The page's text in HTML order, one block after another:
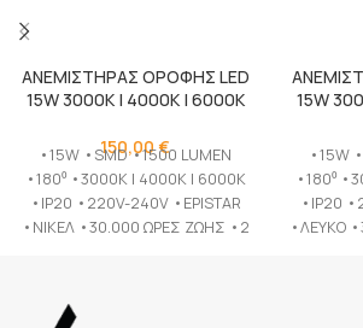
ΑΝΕΜΙΣΤΗΡΑΣ ΟΡΟΦΗΣ LED
15W 3000K | 4000K | 6000K
150,00€
•15W •SMD •1500 LUMEN
•180⁰ •3000K | 4000K | 6000K
•IP20 •220V-240V •EPISTAR
•ΝΙΚΕΛ •30.000 ΩΡΕΣ ΖΩΗΣ •2
15W
•15W
•180⁰
•IP20
•ΛΕΥΚΟ